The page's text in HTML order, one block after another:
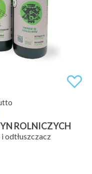
ROLNICZYCH
odtłuszczacz